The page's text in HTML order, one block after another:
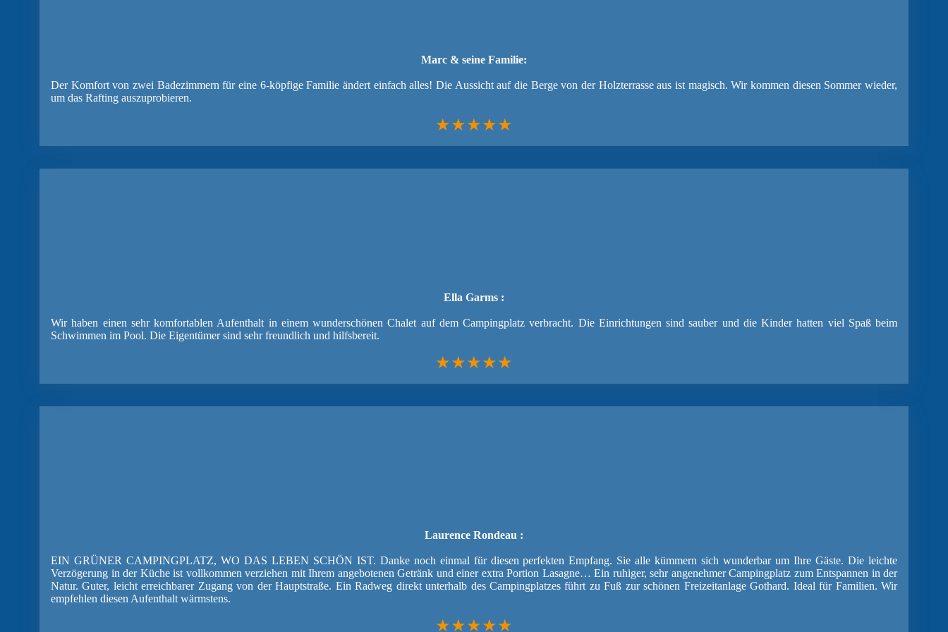
Marc & seine Familie:
Der Komfort von zwei Badezimmern für eine 6-köpfige Familie ändert einfach alles! Die Aussicht auf die Berge von der Holzterrasse aus ist magisch. Wir kommen diesen Sommer wieder,
um das Rafting auszuprobieren.
★★★★★
Ella Garms :
Wir haben einen sehr komfortablen Aufenthalt in einem wunderschönen Chalet auf dem Campingplatz verbracht. Die Einrichtungen sind sauber und die Kinder hatten viel Spaß beim
Schwimmen im Pool. Die Eigentümer sind sehr freundlich und hilfsbereit.
★★★★★
Laurence Rondeau :
EIN GRÜNER CAMPINGPLATZ, WO DAS LEBEN SCHÖN IST. Danke noch einmal für diesen perfekten Empfang. Sie alle kümmern sich wunderbar um Ihre Gäste. Die leichte
Verzögerung in der Küche ist vollkommen verziehen mit Ihrem angebotenen Getränk und einer extra Portion Lasagne… Ein ruhiger, sehr angenehmer Campingplatz zum Entspannen in der
Natur. Guter, leicht erreichbarer Zugang von der Hauptstraße. Ein Radweg direkt unterhalb des Campingplatzes führt zu Fuß zur schönen Freizeitanlage Gothard. Ideal für Familien. Wir
empfehlen diesen Aufenthalt wärmstens.
★★★★★